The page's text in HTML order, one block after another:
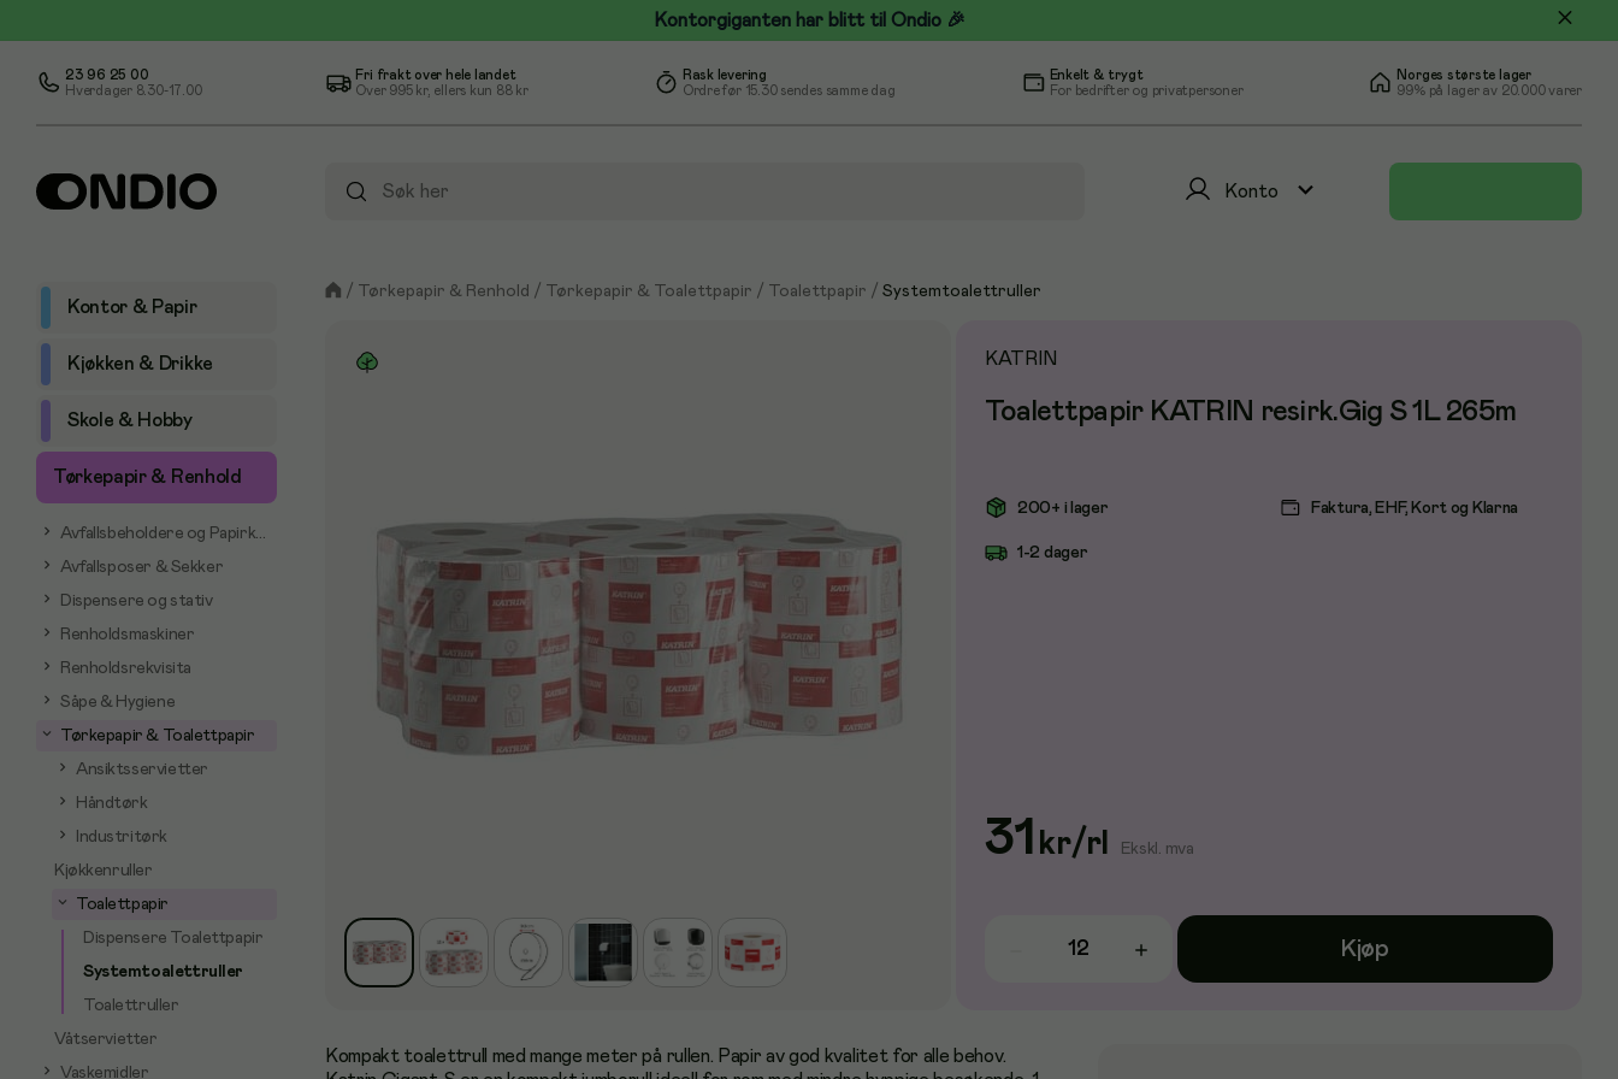
Kontorgiganten har blitt til Ondio 🎉
23 96 25 00
Hverdager 8.30-17.00
Fri frakt over hele landet
Over 995 kr, ellers kun 88 kr
Rask levering
Ordre før 15.30 sendes samme dag
Enkelt & trygt
For bedrifter og privatpersoner
Norges største lager
99% på lager av 20.000 varer
Konto
Kontor & Papir
Kjøkken & Drikke
Skole & Hobby
Tørkepapir & Renhold
Avfallsbeholdere og Papirkurver
Avfallsposer & Sekker
Dispensere og stativ
Renholdsmaskiner
Renholdsrekvisita
Såpe & Hygiene
Tørkepapir & Toalettpapir
Ansiktsservietter
Håndtørk
Industritørk
Kjøkkenruller
Toalettpapir
Dispensere Toalettpapir
Systemtoalettruller
Toalettruller
Våtservietter
Vaskemidler
/ Tørkepapir & Renhold / Tørkepapir & Toalettpapir / Toalettpapir / Systemtoalettruller
KATRIN
Toalettpapir KATRIN resirk.Gig S 1L 265m
200+ i lager
1-2 dager
Faktura, EHF, Kort og Klarna
31 kr/rl Ekskl. mva
Kjøp
Kompakt toalettrull med mange meter på rullen. Papir av god kvalitet for alle behov.